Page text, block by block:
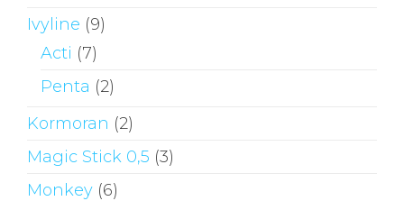
Ivyline (9)
Acti (7)
Penta (2)
Kormoran (2)
Magic Stick 0,5 (3)
Monkey (6)